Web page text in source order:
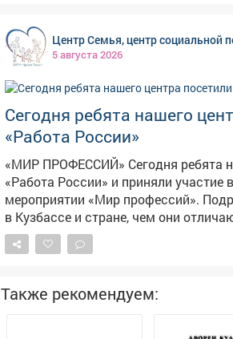
Центр Семья, центр социальной
5 августа 2026
Сегодня ребята нашего
«Работа России»
«МИР ПРОФЕССИЙ» Сегодня ребята нашего центра посетили кадровый центр
«Работа России» и приняли
мероприятии «Мир профессий». Подростки узнали, какие профессии востребованы
в Кузбассе и стране, чем они
обществу. Особенно
подробно разобрали, кто такие
дела. Ребята с большим вниманием
теперь они знают, что важно не
Также рекомендуем: